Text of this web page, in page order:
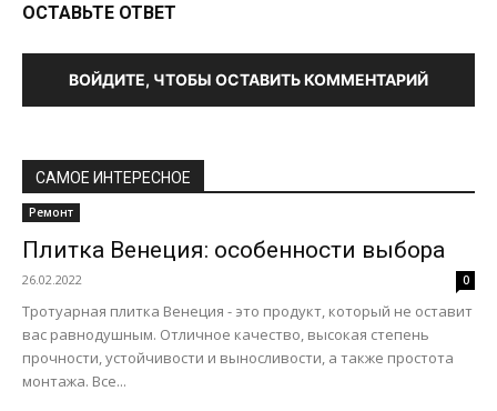
ОСТАВЬТЕ ОТВЕТ
ВОЙДИТЕ, ЧТОБЫ ОСТАВИТЬ КОММЕНТАРИЙ
САМОЕ ИНТЕРЕСНОЕ
Ремонт
Плитка Венеция: особенности выбора
26.02.2022 0
Тротуарная плитка Венеция - это продукт, который не оставит
вас равнодушным. Отличное качество, высокая степень
прочности, устойчивости и выносливости, а также простота
монтажа. Все...